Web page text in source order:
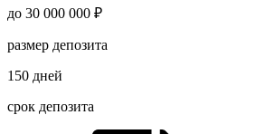
до 30 000 000 ₽
размер депозита
150 дней
срок депозита